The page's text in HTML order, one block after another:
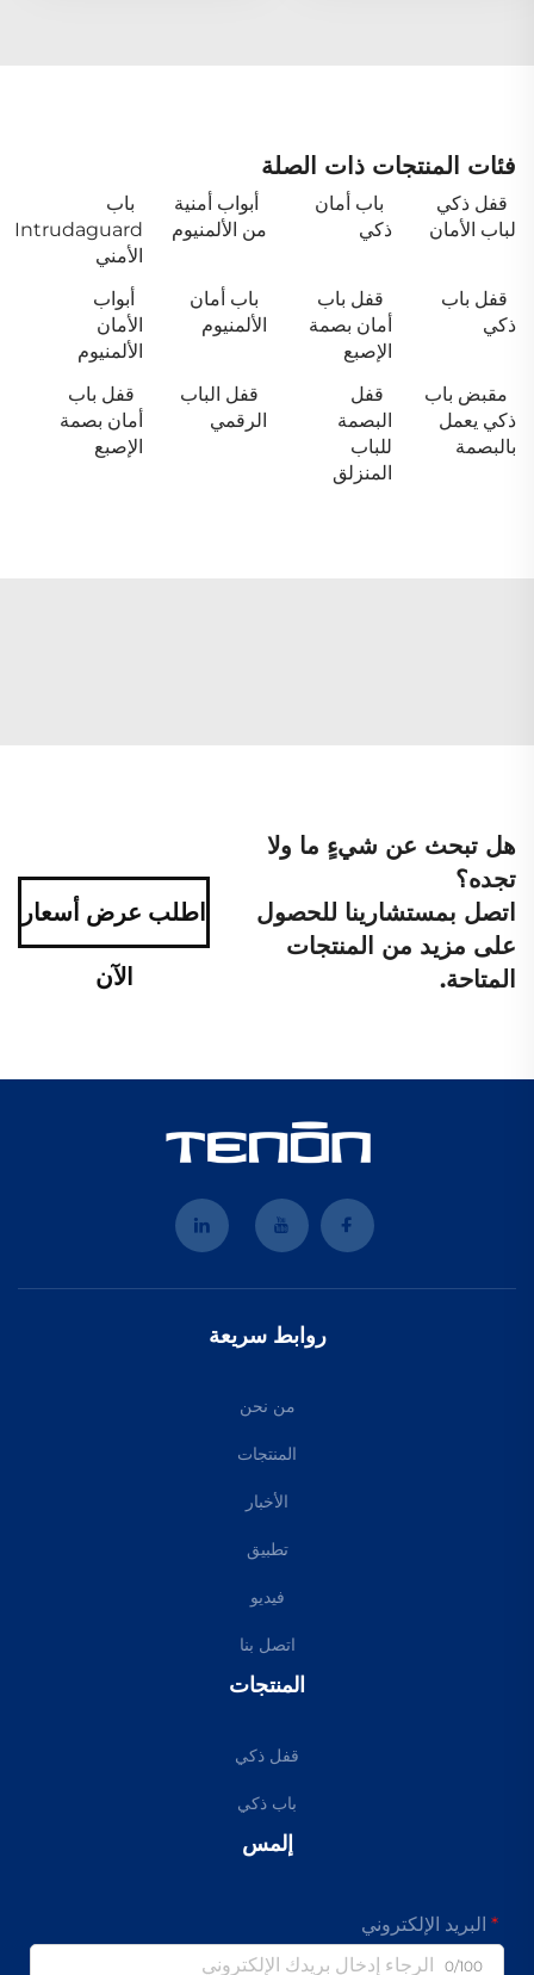
فئات المنتجات ذات الصلة
قفل ذكي
لباب الأمان
باب أمان
ذكي
أبواب أمنية
من الألمنيوم
باب
Intrudaguard
الأمني
قفل باب
ذكي
قفل باب
أمان بصمة
الإصبع
باب أمان
الألمنيوم
أبواب
الأمان
الألمنيوم
مقبض باب
ذكي يعمل
بالبصمة
قفل
البصمة
للباب
المنزلق
قفل الباب
الرقمي
قفل باب
أمان بصمة
الإصبع
هل تبحث عن شيءٍ ما ولا
تجده؟
اتصل بمستشارينا للحصول
على مزيد من المنتجات
المتاحة.
اطلب عرض أسعار
الآن
روابط سريعة
من نحن
المنتجات
الأخبار
تطبيق
فيديو
اتصل بنا
المنتجات
قفل ذكي
باب ذكي
إلمس
البريد الإلكتروني
0/100